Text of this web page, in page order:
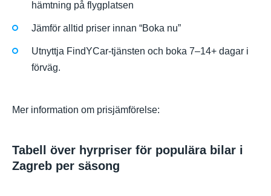
hämtning på flygplatsen
Jämför alltid priser innan “Boka nu”
Utnyttja FindYCar-tjänsten och boka 7–14+ dagar i
förväg.
Mer information om prisjämförelse:
Tabell över hyrpriser för populära bilar i
Zagreb per säsong